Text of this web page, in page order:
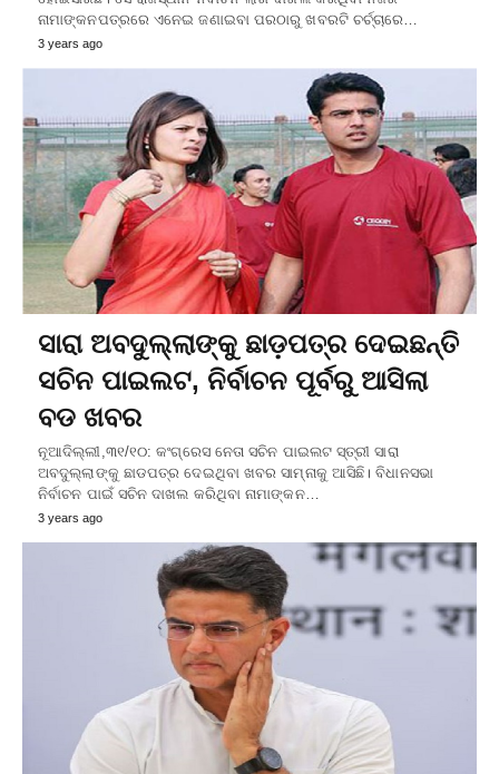
ନାମାଙ୍କନପତ୍ରରେ ଏନେଇ ଜଣାଇବା ପରଠାରୁ ଖବରଟି ଚର୍ଚ୍ଚାରେ…
3 years ago
ସାରା ଅବଦୁଲ୍ଲାଙ୍କୁ ଛାଡ଼ପତ୍ର ଦେଇଛନ୍ତି
ସଚିନ ପାଇଲଟ, ନିର୍ବାଚନ ପୂର୍ବରୁ ଆସିଲା
ବଡ ଖବର
ନୂଆଦିଲ୍ଲୀ,୩୧/୧୦: କଂଗ୍ରେସ ନେତା ସଚିନ ପାଇଲଟ ସ୍ତ୍ରୀ ସାରା
ଅବଦୁଲ୍ଲାଙ୍କୁ ଛାଡପତ୍ର ଦେଇଥିବା ଖବର ସାମ୍ନାକୁ ଆସିଛି। ବିଧାନସଭା
ନିର୍ବାଚନ ପାଇଁ ସଚିନ ଦାଖଲ କରିଥିବା ନାମାଙ୍କନ…
3 years ago